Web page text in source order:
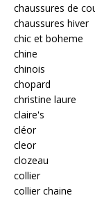
chaussures de
chaussures hiver
chic et boheme
chine
chinois
chopard
christine laure
claire's
cléor
cleor
clozeau
collier
collier chaine